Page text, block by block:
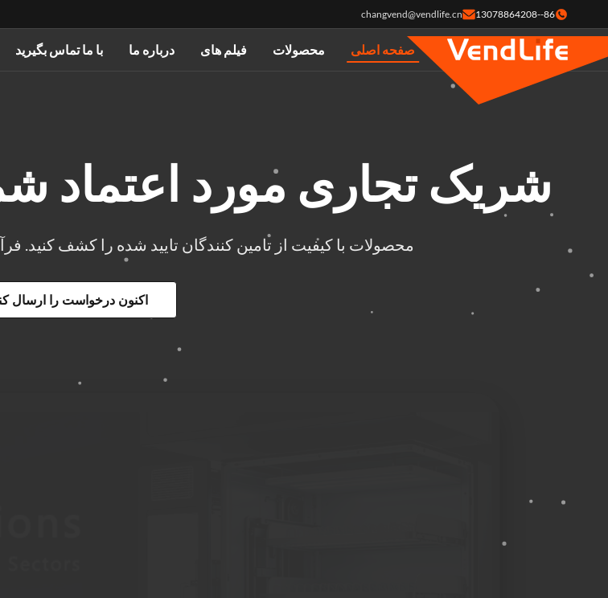
86--13078864208
changvend@vendlife.cn
صفحه اصلی محصولات فیلم های درباره ما با ما تماس بگیرید
شریک تجاری مورد اعتماد
محصولات با کیفیت از تامین کنندگان تایید شده را کشف کنید.
اکنون درخواست را ارسال